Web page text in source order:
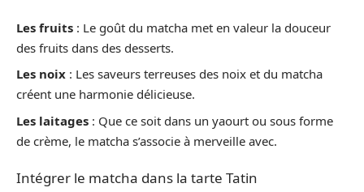
Les fruits : Le goût du matcha met en valeur la douceur
des fruits dans des desserts.
Les noix : Les saveurs terreuses des noix et du matcha
créent une harmonie délicieuse.
Les laitages : Que ce soit dans un yaourt ou sous forme
de crème, le matcha s’associe à merveille avec.
Intégrer le matcha dans la tarte Tatin